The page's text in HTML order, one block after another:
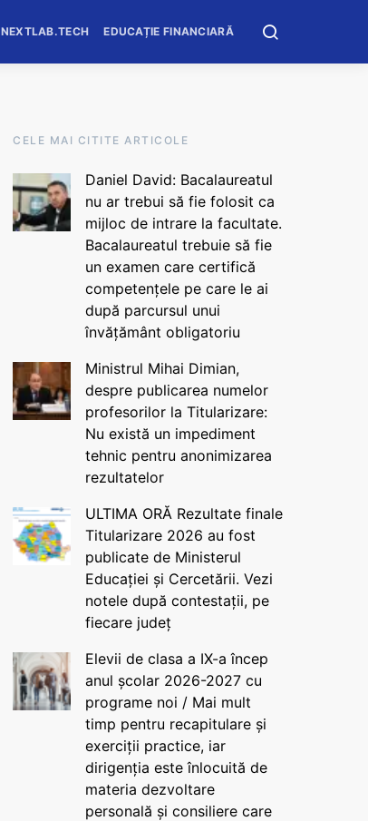
NEXTLAB.TECH EDUCAȚIE FINANCIARĂ
CELE MAI CITITE ARTICOLE
Daniel David: Bacalaureatul
nu ar trebui să fie folosit ca
mijloc de intrare la facultate.
Bacalaureatul trebuie să fie
un examen care certifică
competențele pe care le ai
după parcursul unui
învățământ obligatoriu
Ministrul Mihai Dimian,
despre publicarea numelor
profesorilor la Titularizare:
Nu există un impediment
tehnic pentru anonimizarea
rezultatelor
ULTIMA ORĂ Rezultate finale
Titularizare 2026 au fost
publicate de Ministerul
Educației și Cercetării. Vezi
notele după contestații, pe
fiecare județ
Elevii de clasa a IX-a încep
anul școlar 2026-2027 cu
programe noi / Mai mult
timp pentru recapitulare și
exerciții practice, iar
dirigenția este înlocuită de
materia dezvoltare
personală și consiliere care